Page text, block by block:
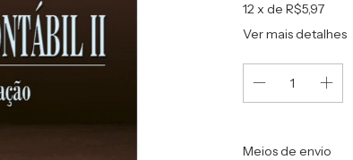
12x de R$5,97
Ver mais detalhes
Entregas para o
Meios de envio